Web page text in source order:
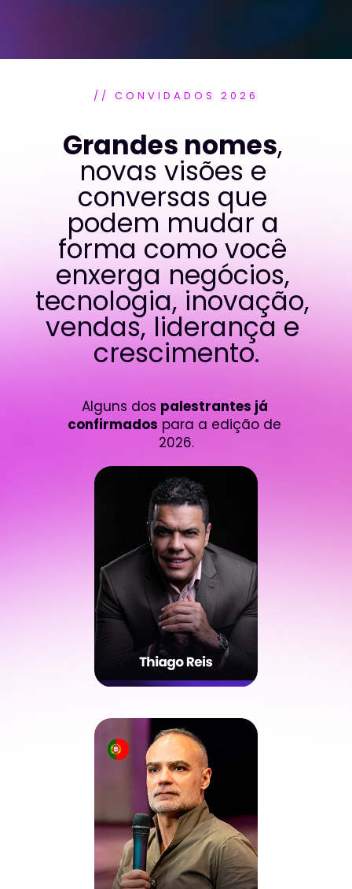
// CONVIDADOS 2026
Alguns dos palestrantes já
confirmados para a edição de
2026.
Grandes nomes,
novas visões e
conversas que
podem mudar a
forma como você
enxerga negócios,
tecnologia, inovação,
vendas, liderança e
crescimento.